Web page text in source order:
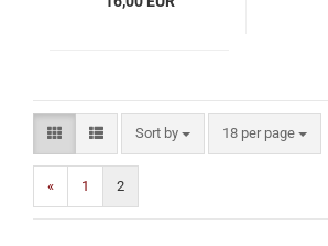
Sort by 18 per page
« 1 2